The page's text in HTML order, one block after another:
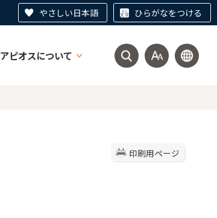
やさしい日本語 ひらがなをつける
アピオスについて
印刷用ページ